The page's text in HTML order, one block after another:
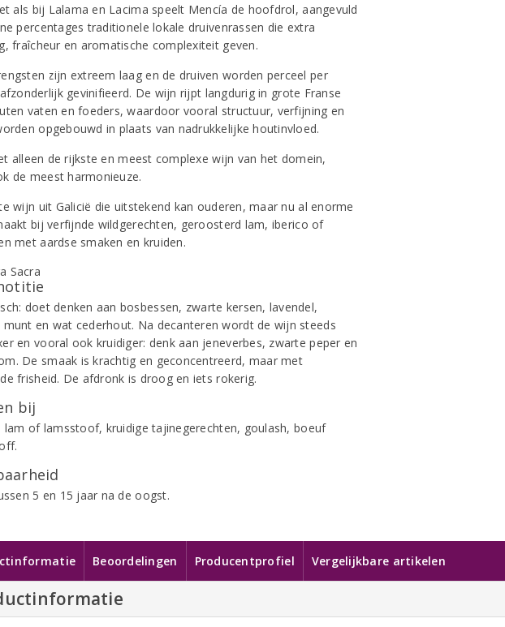
als bij Lalama en Lacima speelt Mencía de hoofdrol, aangevuld
percentages traditionele lokale druivenrassen die extra
fraîcheur en aromatische complexiteit geven.
zijn extreem laag en de druiven worden perceel per
gevinifieerd. De wijn rijpt langdurig in grote Franse
vaten en foeders, waardoor vooral structuur, verfijning en
opgebouwd in plaats van nadrukkelijke houtinvloed.
alleen de rijkste en meest complexe wijn van het domein,
de meest harmonieuze.
wijn uit Galicië die uitstekend kan ouderen, maar nu al enorme
bij verfijnde wildgerechten, geroosterd lam, iberico of
met aardse smaken en kruiden.
doet denken aan bosbessen, zwarte kersen, lavendel,
munt en wat cederhout. Na decanteren wordt de wijn steeds
en vooral ook kruidiger: denk aan jeneverbes, zwarte peper en
De smaak is krachtig en geconcentreerd, maar met
frisheid. De afdronk is droog en iets rokerig.
bij
lam of lamsstoof, kruidige tajinegerechten, goulash, boeuf
5 en 15 jaar na de oogst.
Beoordelingen Producentprofiel Vergelijkbare artikelen